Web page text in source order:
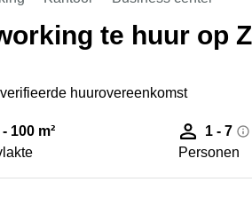
te huur op
huurovereenkomst
100 m²
1 - 7
Personen